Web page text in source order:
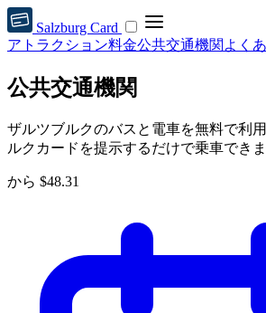
Salzburg Card
アトラクション料金公共交通機関 よく
公共交通機関
ザルツブルクのバスと電車を無料で利
ルクカードを提示するだけで乗車できま
から $48.31